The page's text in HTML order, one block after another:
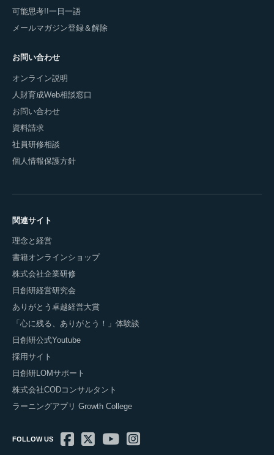
可能思考!!一日一語
メールマガジン登録＆解除
お問い合わせ
オンライン説明
人財育成Web相談窓口
お問い合わせ
資料請求
社員研修相談
個人情報保護方針
関連サイト
理念と経営
書籍オンラインショップ
株式会社企業研修
日創研経営研究会
ありがとう卓越経営大賞
「心に残る、ありがとう！」体験談
日創研公式Youtube
採用サイト
日創研LOMサポート
株式会社CODコンサルタント
ラーニングアプリ Growth College
FOLLOW US